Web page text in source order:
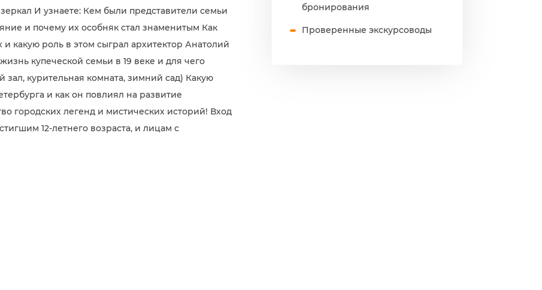
И узнаете: Кем были представители семьи
и почему их особняк стал знаменитым Как
и какую роль в этом сыграл архитектор Анатолий
купеческой семьи в 19 веке и для чего
курительная комната, зимний сад) Какую
и как он повлиял на развитие
городских легенд и мистических историй! Вход
12-летнего возраста, и лицам с
бронирования
Проверенные экскурсоводы